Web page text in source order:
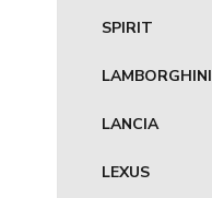
SPIRIT
LAMBORGHINI
LANCIA
LEXUS